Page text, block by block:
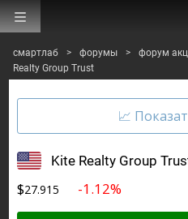
смартлаб > форумы > форум
Realty Group Trust
Kite Realty Group
$27.915 -1.12%